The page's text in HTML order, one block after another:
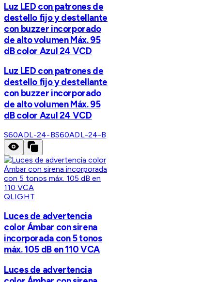
Luz LED con patrones de
destello fijo y destellante
con buzzer incorporado
de alto volumen Máx. 95
dB color Azul 24 VCD
Luz LED con patrones de
destello fijo y destellante
con buzzer incorporado
de alto volumen Máx. 95
dB color Azul 24 VCD
S60ADL-24-BS60ADL-24-B
QLIGHT
Luces de advertencia
color Ámbar con sirena
incorporada con 5 tonos
máx. 105 dB en 110 VCA
Luces de advertencia